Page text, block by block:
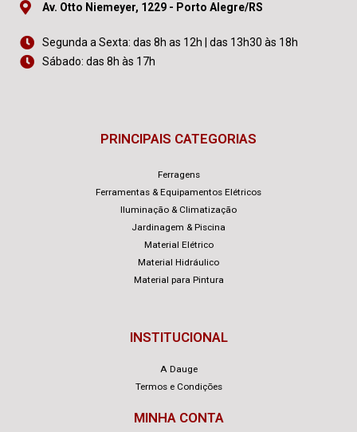
Av. Otto Niemeyer, 1229 - Porto Alegre/RS
Segunda a Sexta: das 8h as 12h | das 13h30 às 18h
Sábado: das 8h às 17h
PRINCIPAIS CATEGORIAS
Ferragens
Ferramentas & Equipamentos Elétricos
Iluminação & Climatização
Jardinagem & Piscina
Material Elétrico
Material Hidráulico
Material para Pintura
INSTITUCIONAL
A Dauge
Termos e Condições
MINHA CONTA